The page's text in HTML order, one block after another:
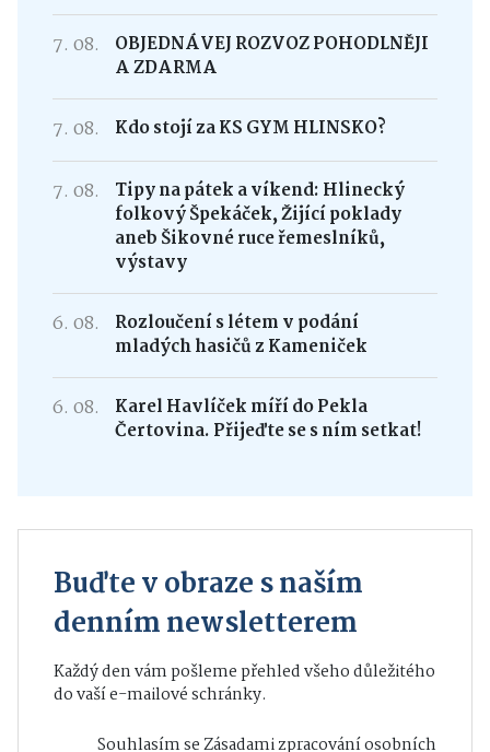
7. 08.
OBJEDNÁVEJ ROZVOZ POHODLNĚJI
A ZDARMA
7. 08. Kdo stojí za KS GYM HLINSKO?
7. 08.
Tipy na pátek a víkend: Hlinecký
folkový Špekáček, Žijící poklady
aneb Šikovné ruce řemeslníků,
výstavy
6. 08.
Rozloučení s létem v podání
mladých hasičů z Kameniček
6. 08.
Karel Havlíček míří do Pekla
Čertovina. Přijeďte se s ním setkat!
Buďte v obraze s naším
denním newsletterem
Každý den vám pošleme přehled všeho důležitého
do vaší e-mailové schránky.
Souhlasím seZásadami zpracování osobních